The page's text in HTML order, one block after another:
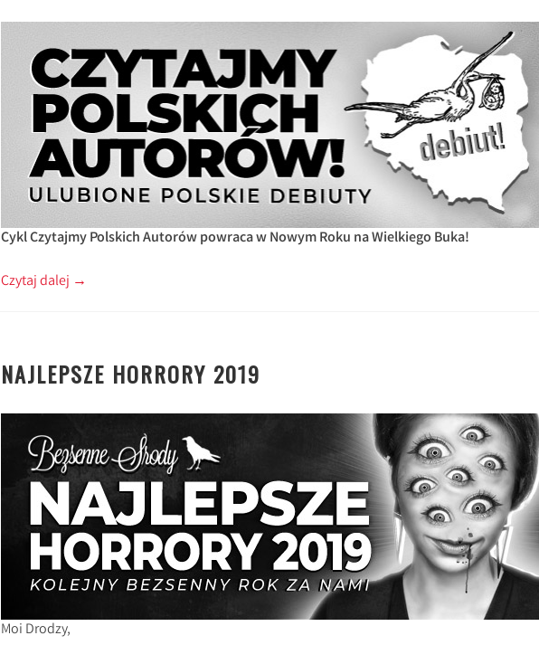
Cykl Czytajmy Polskich Autorów powraca w Nowym Roku na Wielkiego Buka!
Czytaj dalej →
NAJLEPSZE HORRORY 2019
Moi Drodzy,